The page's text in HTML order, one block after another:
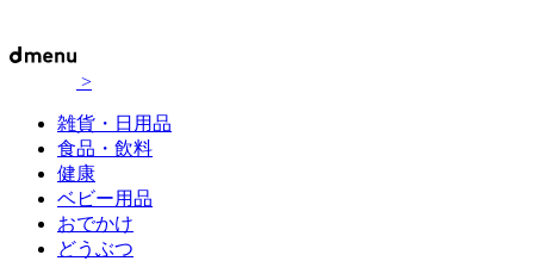
>
雑貨・日用品
食品・飲料
健康
ベビー用品
おでかけ
どうぶつ